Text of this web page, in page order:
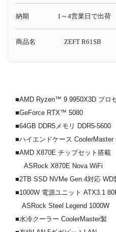
納期 1～4営業日で出荷
商品名 ZEFT R61SB
■AMD Ryzen™ 9 9950X3D プロ
■GeForce RTX™ 5080
■64GB DDR5メモリ DDR5-5600
■ハイエンドケース CoolerMaster
■AMD X870E チップセット搭載
ASRock X870E Nova WiFi
■2TB SSD NVMe Gen.4対応 WD
■1000W 電源ユニット ATX3.1
ASRock Steel Legend 1000W
■水冷クーラー CoolerMaster製